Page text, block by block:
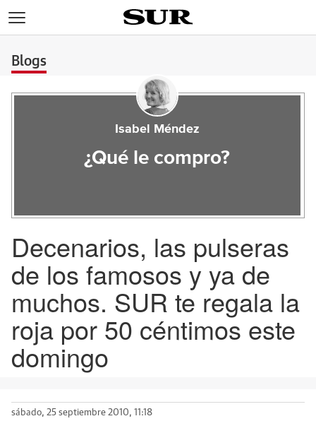
Blogs
Isabel Méndez
¿Qué le compro?
Decenarios, las pulseras
de los famosos y ya de
muchos. SUR te regala la
roja por 50 céntimos este
domingo
sábado, 25 septiembre 2010, 11:18